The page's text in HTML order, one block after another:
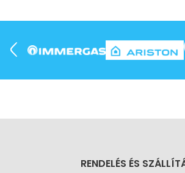
RENDELÉS ÉS